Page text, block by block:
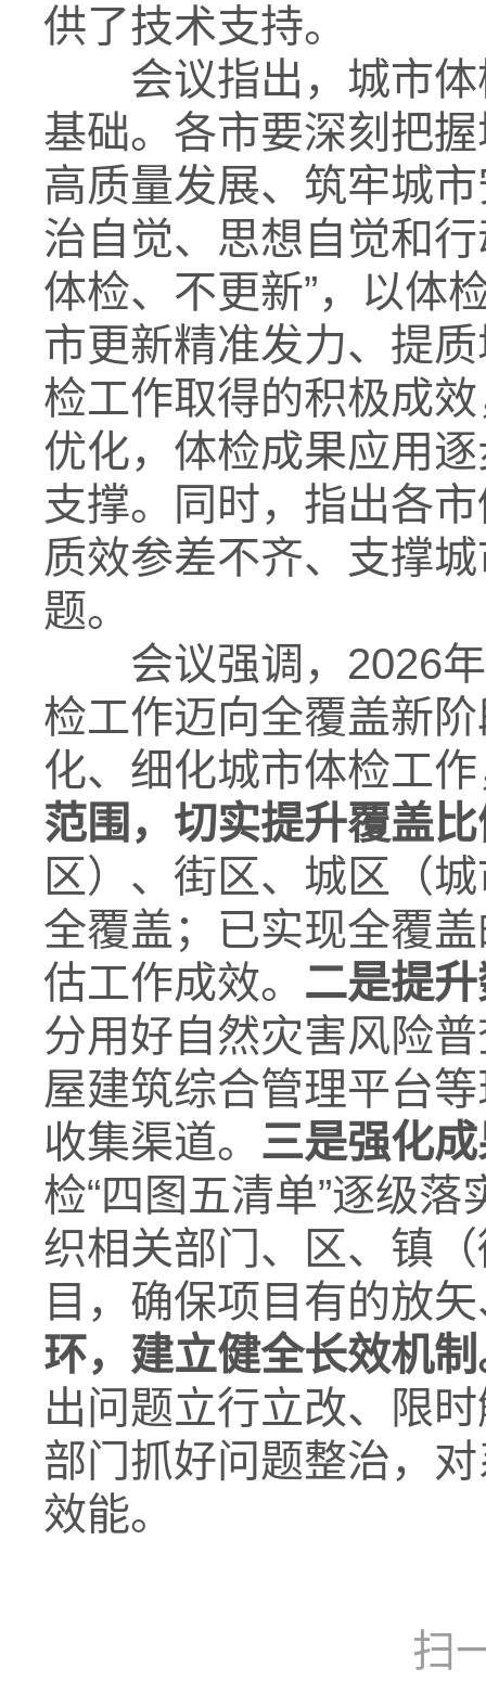
供了技术支持。
会议指出，城市体
基础。各市要深刻把
高质量发展、筑牢城
治自觉、思想自觉和
体检、不更新”，以体
市更新精准发力、提
检工作取得的积极成
优化，体检成果应用
支撑。同时，指出各
质效参差不齐、支撑
题。
会议强调，2026年
检工作迈向全覆盖新
化、细化城市体检工
范围，切实提升覆盖
区）、街区、城区（
全覆盖；已实现全覆
估工作成效。 二是提
分用好自然灾害风险
屋建筑综合管理平台
收集渠道。 三是强化
检“四图五清单”逐级
织相关部门、区、镇
目，确保项目有的放
环，建立健全长效机
出问题立行立改、限
部门抓好问题整治，
效能。
扫